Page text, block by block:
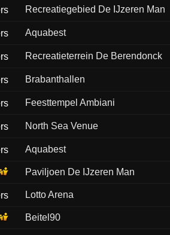
Recreatiegebied De IJzeren Man
Aquabest
Recreatieterrein De Berendonck
Brabanthallen
Feesttempel Ambiani
North Sea Venue
Aquabest
Paviljoen De IJzeren Man
Lotto Arena
Beitel90